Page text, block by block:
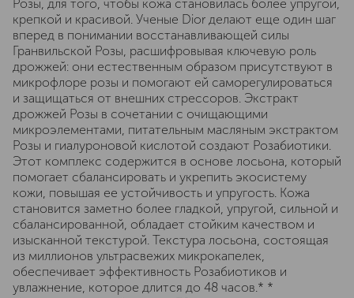
Розы, для того, чтобы кожа становилась более упругой,
крепкой и красивой. Ученые Dior делают еще один шаг
вперед в понимании восстанавливающей силы
Гранвильской Розы, расшифровывая ключевую роль
дрожжей: они естественным образом присутствуют в
микрофлоре розы и помогают ей саморегулироваться
и защищаться от внешних стрессоров. Экстракт
дрожжей Розы в сочетании с очищающими
микроэлементами, питательным масляным экстрактом
Розы и гиалуроновой кислотой создают Розабиотики.
Этот комплекс содержится в основе лосьона, который
помогает сбалансировать и укрепить экосистему
кожи, повышая ее устойчивость и упругость. Кожа
становится заметно более гладкой, упругой, сильной и
сбалансированной, обладает стойким качеством и
изысканной текстурой. Текстура лосьона, состоящая
из миллионов ультрасвежих микрокапелек,
обеспечивает эффективность Розабиотиков и
увлажнение, которое длится до 48 часов.* *